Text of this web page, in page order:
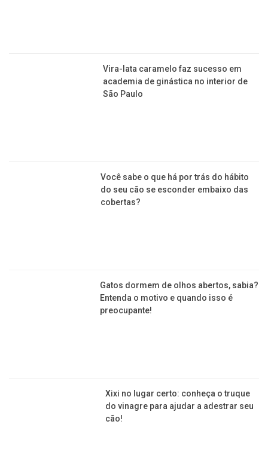
Vira-lata caramelo faz sucesso em
academia de ginástica no interior de
São Paulo
Você sabe o que há por trás do hábito
do seu cão se esconder embaixo das
cobertas?
Gatos dormem de olhos abertos, sabia?
Entenda o motivo e quando isso é
preocupante!
Xixi no lugar certo: conheça o truque
do vinagre para ajudar a adestrar seu
cão!